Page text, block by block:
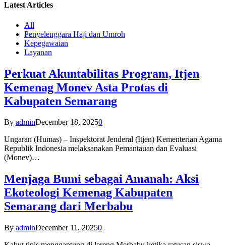
Latest Articles
All
Penyelenggara Haji dan Umroh
Kepegawaian
Layanan
Perkuat Akuntabilitas Program, Itjen
Kemenag Monev Asta Protas di
Kabupaten Semarang
By adminDecember 18, 20250
Ungaran (Humas) – Inspektorat Jenderal (Itjen) Kementerian Agama
Republik Indonesia melaksanakan Pemantauan dan Evaluasi
(Monev)…
Menjaga Bumi sebagai Amanah: Aksi
Ekoteologi Kemenag Kabupaten
Semarang dari Merbabu
By adminDecember 11, 20250